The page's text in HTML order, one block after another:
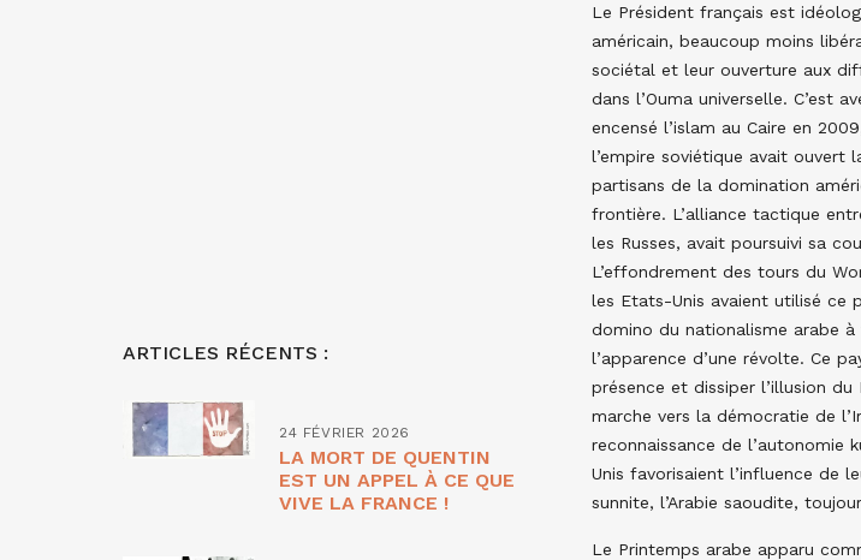
Le Président français est
américain, beaucoup moins
sociétal et leur ouverture aux
dans l’Ouma universelle. C’est
encensé l’islam au Caire en
l’empire soviétique avait
partisans de la domination
frontière. L’alliance tactique
les Russes, avait poursuivi sa
L’effondrement des tours du
les Etats-Unis avaient utilisé ce
domino du nationalisme arabe
l’apparence d’une révolte. Ce
présence et dissiper l’illusion
marche vers la démocratie de
reconnaissance de
Unis favorisaient l’influence de
sunnite, l’Arabie saoudite,
Le Printemps arabe apparu
ARTICLES RÉCENTS :
24 FÉVRIER 2026
LA MORT DE QUENTIN
EST UN APPEL À CE QUE
VIVE LA FRANCE !